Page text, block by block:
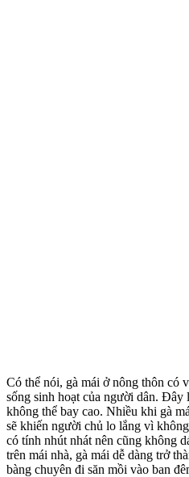
Có thể nói, gà mái ở nông thôn có
sống sinh hoạt của người dân. Đây
không thể bay cao. Nhiều khi gà
sẽ khiến người chủ lo lắng vì
có tính nhút nhát nên cũng không
trên mái nhà, gà mái dễ dàng trở
bàng chuyên đi săn mồi vào ban